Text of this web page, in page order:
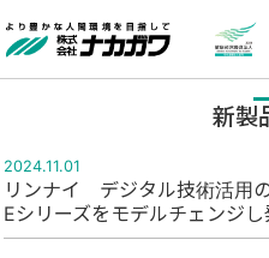
新製
2024.11.01
リンナイ デジタル技術活用
Eシリーズをモデルチェンジ